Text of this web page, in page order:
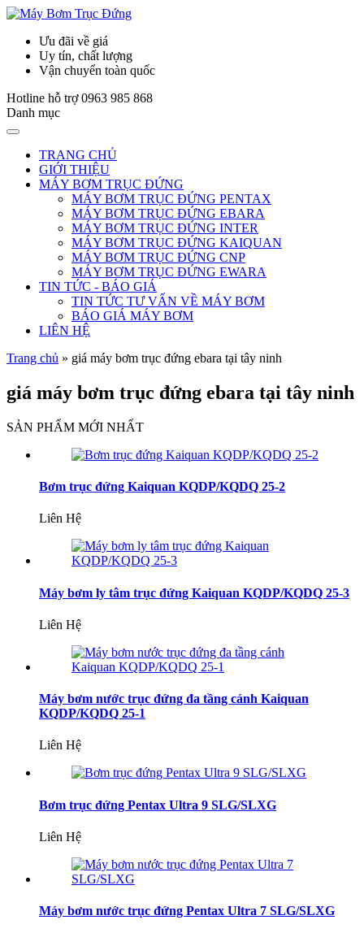
Ưu đãi về giá
Uy tín, chất lượng
Vận chuyển toàn quốc
Hotline hỗ trợ 0963 985 868
Danh mục
TRANG CHỦ
GIỚI THIỆU
MÁY BƠM TRỤC ĐỨNG
MÁY BƠM TRỤC ĐỨNG PENTAX
MÁY BƠM TRỤC ĐỨNG EBARA
MÁY BƠM TRỤC ĐỨNG INTER
MÁY BƠM TRỤC ĐỨNG KAIQUAN
MÁY BƠM TRỤC ĐỨNG CNP
MÁY BƠM TRỤC ĐỨNG EWARA
TIN TỨC - BÁO GIÁ
TIN TỨC TƯ VẤN VỀ MÁY BƠM
BÁO GIÁ MÁY BƠM
LIÊN HỆ
Trang chủ » giá máy bơm trục đứng ebara tại tây ninh
giá máy bơm trục đứng ebara tại tây ninh
SẢN PHẨM MỚI NHẤT
Bơm trục đứng Kaiquan KQDP/KQDQ 25-2
Liên Hệ
Máy bơm ly tâm trục đứng Kaiquan KQDP/KQDQ 25-3
Liên Hệ
Máy bơm nước trục đứng đa tầng cánh Kaiquan
KQDP/KQDQ 25-1
Liên Hệ
Bơm trục đứng Pentax Ultra 9 SLG/SLXG
Liên Hệ
Máy bơm nước trục đứng Pentax Ultra 7 SLG/SLXG